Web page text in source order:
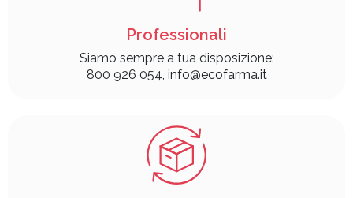
Professionali
Siamo sempre a tua disposizione:
800 926 054, info@ecofarma.it